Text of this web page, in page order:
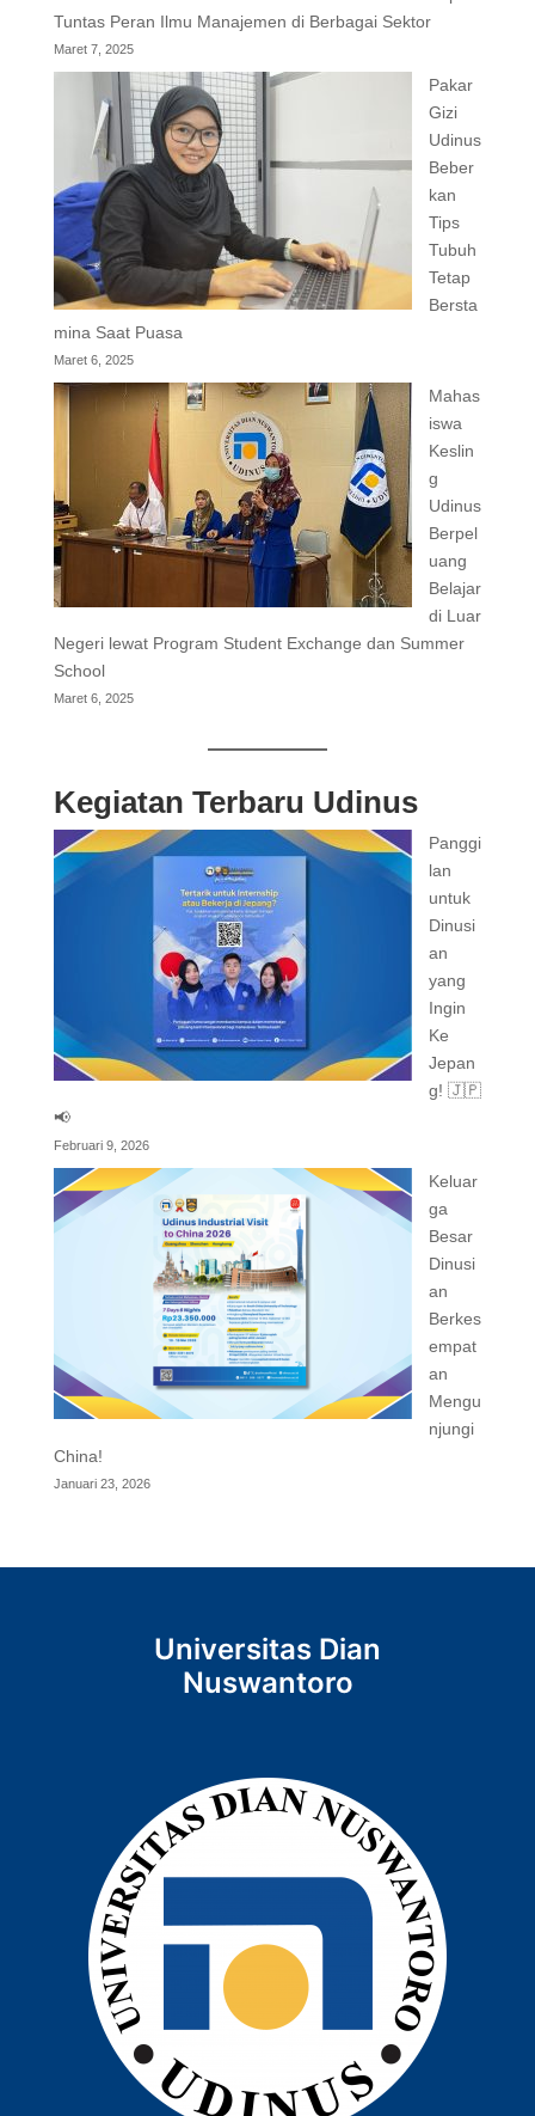
Tuntas Peran Ilmu Manajemen di Berbagai Sektor
Maret 7, 2025
Pakar
Gizi
Udinus
Beber
kan
Tips
Tubuh
Tetap
Bersta
mina Saat Puasa
Maret 6, 2025
Mahas
iswa
Keslin
g
Udinus
Berpel
uang
Belajar
di Luar
Negeri lewat Program Student Exchange dan Summer
School
Maret 6, 2025
Kegiatan Terbaru Udinus
Panggi
lan
untuk
Dinusi
an
yang
Ingin
Ke
Jepan
g! 🇯🇵
📢
Februari 9, 2026
Keluar
ga
Besar
Dinusi
an
Berkes
empat
an
Mengu
njungi
China!
Januari 23, 2026
Universitas Dian
Nuswantoro